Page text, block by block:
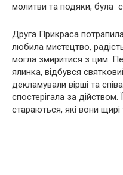
молитви та подяки, була
Друга Прикраса
любила мистецтво,
могла змиритися з цим.
ялинка, відбувся
декламували вірші та
спостерігала за
стараються, які вони щирі